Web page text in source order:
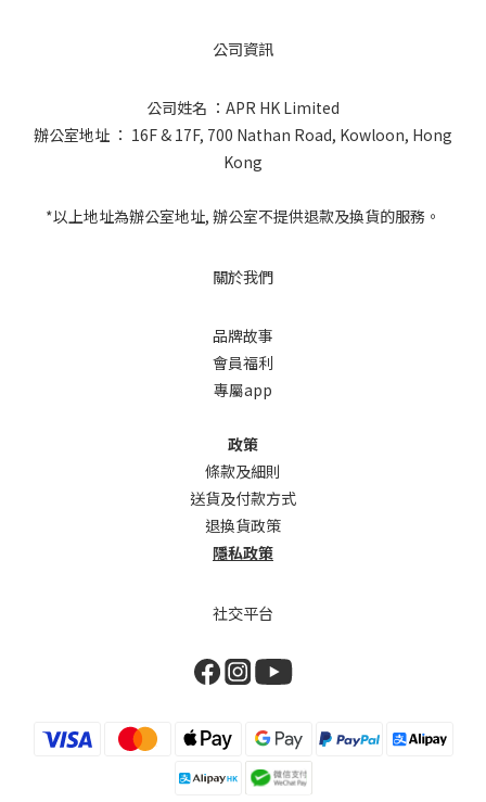
公司資訊
公司姓名 ：APR HK Limited
辦公室地址 ： 16F & 17F, 700 Nathan Road, Kowloon, Hong
Kong
*以上地址為辦公室地址, 辦公室不提供退款及換貨的服務。
關於我們
品牌故事
會員福利
專屬app
政策
條款及細則
送貨及付款方式
退換貨政策
隱私政策
社交平台